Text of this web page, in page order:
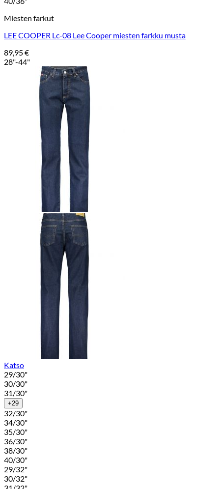
Miesten farkut
LEE COOPER Lc-08 Lee Cooper miesten farkku musta
89,95€
28"-44"
Katso
29/30"
30/30"
31/30"
+29
32/30"
34/30"
35/30"
36/30"
38/30"
40/30"
29/32"
30/32"